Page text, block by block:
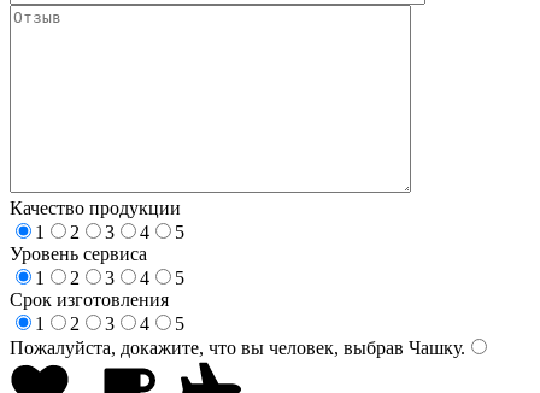
Качество продукции
1
2 3 4
5
Уровень сервиса
1
2 3 4
5
Срок изготовления
1
2 3 4
5
Пожалуйста, докажите, что вы человек, выбрав Чашку.